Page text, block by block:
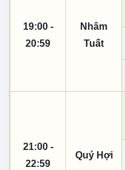
19:00 -
20:59
Nhâm
Tuất
21:00 -
22:59
Quý Hợi